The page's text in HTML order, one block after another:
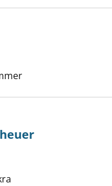
anzeigen
Ungeheuer anzeigen